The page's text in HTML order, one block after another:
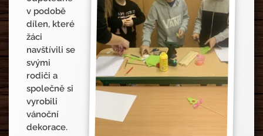
v podobě
dílen, které
žáci
navštívili se
svými
rodiči a
společně si
vyrobili
vánoční
dekorace.